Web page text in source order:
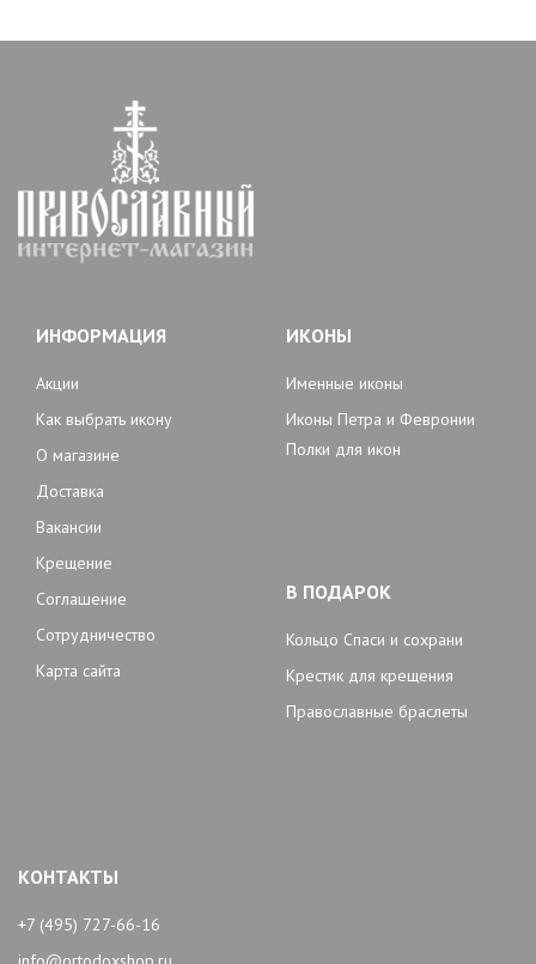
ИНФОРМАЦИЯ
Акции
Как выбрать икону
О магазине
Доставка
Вакансии
Крещение
Соглашение
Сотрудничество
Карта сайта
ИКОНЫ
Именные иконы
Иконы Петра и Февронии
Полки для икон
В ПОДАРОК
Кольцо Спаси и сохрани
Крестик для крещения
Православные браслеты
КОНТАКТЫ
+7 (495) 727-66-16